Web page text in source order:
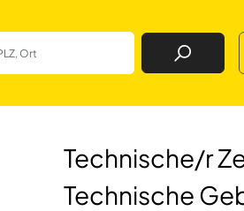
Job Finden
in /
Technische/r
Technische